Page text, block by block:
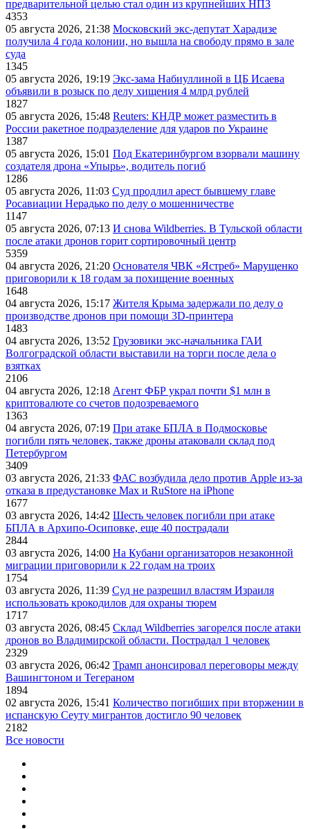
предварительной целью стал один из крупнейших НПЗ
4353
05 августа 2026, 21:38 Московский экс-депутат Харадизе
получила 4 года колонии, но вышла на свободу прямо в зале
суда
1345
05 августа 2026, 19:19 Экс-зама Набиуллиной в ЦБ Исаева
объявили в розыск по делу хищения 4 млрд рублей
1827
05 августа 2026, 15:48 Reuters: КНДР может разместить в
России ракетное подразделение для ударов по Украине
1387
05 августа 2026, 15:01 Под Екатеринбургом взорвали машину
создателя дрона «Упырь», водитель погиб
1286
05 августа 2026, 11:03 Суд продлил арест бывшему главе
Росавиации Нерадько по делу о мошенничестве
1147
05 августа 2026, 07:13 И снова Wildberries. В Тульской области
после атаки дронов горит сортировочный центр
5359
04 августа 2026, 21:20 Основателя ЧВК «Ястреб» Марущенко
приговорили к 18 годам за похищение военных
1648
04 августа 2026, 15:17 Жителя Крыма задержали по делу о
производстве дронов при помощи 3D‑принтера
1483
04 августа 2026, 13:52 Грузовики экс-начальника ГАИ
Волгоградской области выставили на торги после дела о
взятках
2106
04 августа 2026, 12:18 Агент ФБР украл почти $1 млн в
криптовалюте со счетов подозреваемого
1363
04 августа 2026, 07:19 При атаке БПЛА в Подмосковье
погибли пять человек, также дроны атаковали склад под
Петербургом
3409
03 августа 2026, 21:33 ФАС возбудила дело против Apple из-за
отказа в предустановке Max и RuStore на iPhone
1677
03 августа 2026, 14:42 Шесть человек погибли при атаке
БПЛА в Архипо-Осиповке, еще 40 пострадали
2844
03 августа 2026, 14:00 На Кубани организаторов незаконной
миграции приговорили к 22 годам на троих
1754
03 августа 2026, 11:39 Суд не разрешил властям Израиля
использовать крокодилов для охраны тюрем
1717
03 августа 2026, 08:45 Склад Wildberries загорелся после атаки
дронов во Владимирской области. Пострадал 1 человек
2329
03 августа 2026, 06:42 Трамп анонсировал переговоры между
Вашингтоном и Тегераном
1894
02 августа 2026, 15:41 Количество погибших при вторжении в
испанскую Сеуту мигрантов достигло 90 человек
2182
Все новости